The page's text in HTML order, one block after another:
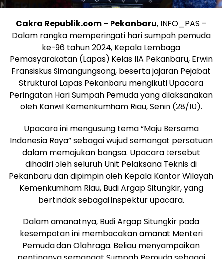
Cakra Republik.com – Pekanbaru, INFO_PAS –
Dalam rangka memperingati hari sumpah pemuda
ke-96 tahun 2024, Kepala Lembaga
Pemasyarakatan (Lapas) Kelas IIA Pekanbaru, Erwin
Fransiskus Simangungsong, beserta jajaran Pejabat
Struktural Lapas Pekanbaru mengikuti Upacara
Peringatan Hari Sumpah Pemuda yang dilaksanakan
oleh Kanwil Kemenkumham Riau, Senin (28/10).
Upacara ini mengusung tema “Maju Bersama
Indonesia Raya” sebagai wujud semangat persatuan
dalam memajukan bangsa. Upacara tersebut
dihadiri oleh seluruh Unit Pelaksana Teknis di
Pekanbaru dan dipimpin oleh Kepala Kantor Wilayah
Kemenkumham Riau, Budi Argap Situngkir, yang
bertindak sebagai inspektur upacara.
Dalam amanatnya, Budi Argap Situngkir pada
kesempatan ini membacakan amanat Menteri
Pemuda dan Olahraga. Beliau menyampaikan